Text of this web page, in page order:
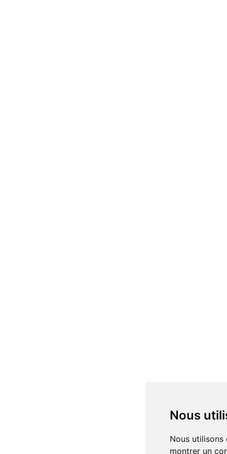
Nous
Nous utilisons des cookies et d'autres technologies de suivi pour améliorer votre expérience de navigation sur notre site, pour vous
montrer un